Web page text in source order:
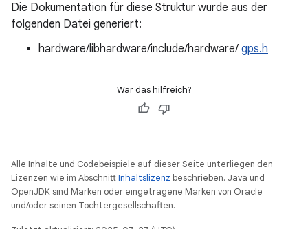
Die Dokumentation für diese Struktur wurde aus der
folgenden Datei generiert:
hardware/libhardware/include/hardware/ gps.h
War das hilfreich?
Alle Inhalte und Codebeispiele auf dieser Seite unterliegen den
Lizenzen wie im AbschnittInhaltslizenz beschrieben. Java und
OpenJDK sind Marken oder eingetragene Marken von Oracle
und/oder seinen Tochtergesellschaften.